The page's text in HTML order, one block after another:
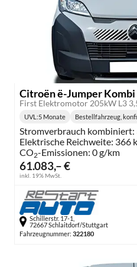
Citroën ë-Jumper Kombi
First Elektromotor 205kW L3
61.083,– €
inkl. 19% MwSt.
Lieferzeit:
UVL :5 Monate Bestellfahrzeug,
Stromverbrauch kombiniert:
Elektrische Reichweite: 366
CO2-Emissionen: 0 g/km
Schillerstr. 17-1,
72667 Schlaitdorf/Stuttgart
Fahrzeugnummer: 322180